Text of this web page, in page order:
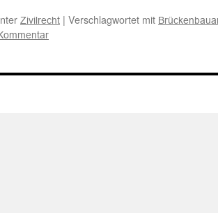
Zivilrecht | Verschlagwortet mit